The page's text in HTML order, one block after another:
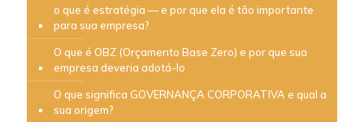
o que é estratégia — e por que ela é tão importante
para sua empresa?
O que é OBZ (Orçamento Base Zero) e por que sua
empresa deveria adotá-lo
O que significa GOVERNANÇA CORPORATIVA e qual a
sua origem?